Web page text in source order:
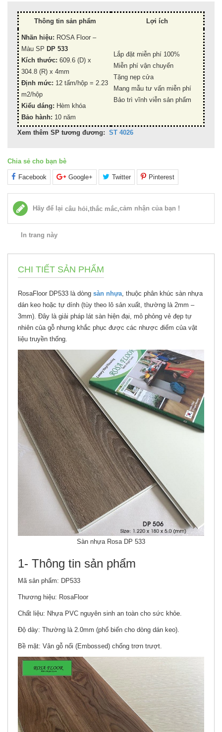
Thông tin sản phẩm Lợi ích
Nhãn hiệu: ROSA Floor –
Màu SP DP 533
Kích thước: 609.6 (D) x
304.8 (R) x 4mm
Định mức: 12 tấm/hộp = 2.23
m2/hộp
Kiểu dáng: Hèm khóa
Bảo hành: 10 năm
Lắp đặt miễn phí 100%
Miễn phí vận chuyển
Tặng nẹp cửa
Mang mẫu tư vấn miễn phí
Bảo trì vĩnh viễn sản phẩm
Xem thêm SP tương đương: ST 4026
Chia sẻ cho bạn bè
Facebook Google+ Twitter Pinterest
Hãy để lại câu hỏi,thắc mắc,cảm nhận của bạn !
In trang này
CHI TIẾT SẢN PHẨM
RosaFloor DP533 là dòng sàn nhựa , thuộc phân khúc sàn nhựa
dán keo hoặc tự dính (tùy theo lô sản xuất, thường là 2mm –
3mm). Đây là giải pháp lát sàn hiện đại, mô phỏng vẻ đẹp tự
nhiên của gỗ nhưng khắc phục được các nhược điểm của vật
liệu truyền thống.
Sàn nhựa Rosa DP 533
1- Thông tin sản phẩm
Mã sản phẩm: DP533
Thương hiệu: RosaFloor
Chất liệu: Nhựa PVC nguyên sinh an toàn cho sức khỏe.
Độ dày: Thường là 2.0mm (phổ biến cho dòng dán keo).
Bề mặt: Vân gỗ nổi (Embossed) chống trơn trượt.